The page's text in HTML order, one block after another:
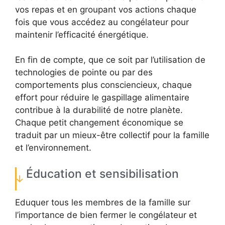
vos repas et en groupant vos actions chaque
fois que vous accédez au congélateur pour
maintenir l’efficacité énergétique.
En fin de compte, que ce soit par l’utilisation de
technologies de pointe ou par des
comportements plus consciencieux, chaque
effort pour réduire le gaspillage alimentaire
contribue à la durabilité de notre planète.
Chaque petit changement économique se
traduit par un mieux-être collectif pour la famille
et l’environnement.
Éducation et sensibilisation
Eduquer tous les membres de la famille sur
l’importance de bien fermer le congélateur et